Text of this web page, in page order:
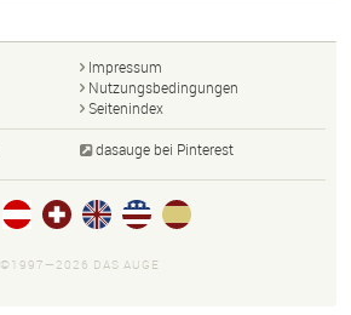
Impressum
Nutzungsbedingungen
Seitenindex
dasauge bei Pinterest
©1997—2026 DAS AUGE